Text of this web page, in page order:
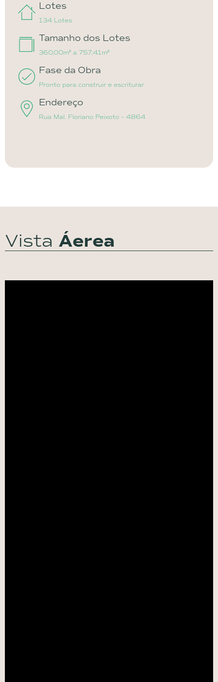
Lotes
134 Lotes
Tamanho dos Lotes
360,00m² a 757,41m²
Fase da Obra
Pronto para construir e escriturar
Endereço
Rua Mal. Floriano Peixoto – 4864
Vista Áerea